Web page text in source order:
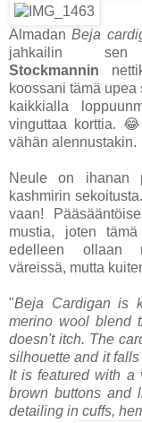
AlmadanBeja
jahkailin
Stockmannin
koossani tämä
kaikkialla
vinguttaa korttia.
vähän alennustakin.
Neule on ihanan
kashmirin
vaan!
mustia, joten
edelleen ollaan
väreissä, mutta
"Beja Cardigan is
merino wool blend
doesn't itch. The
silhouette and it
It is featured with a
brown buttons and
detailing in cuffs,